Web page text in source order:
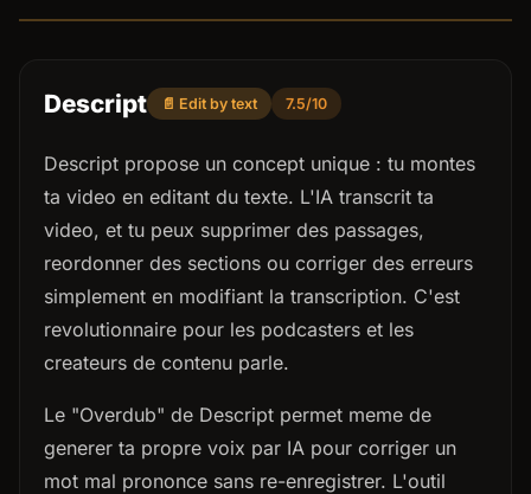
Descript 📄 Edit by text 7.5/10
Descript propose un concept unique : tu montes
ta video en editant du texte. L'IA transcrit ta
video, et tu peux supprimer des passages,
reordonner des sections ou corriger des erreurs
simplement en modifiant la transcription. C'est
revolutionnaire pour les podcasters et les
createurs de contenu parle.
Le "Overdub" de Descript permet meme de
generer ta propre voix par IA pour corriger un
mot mal prononce sans re-enregistrer. L'outil